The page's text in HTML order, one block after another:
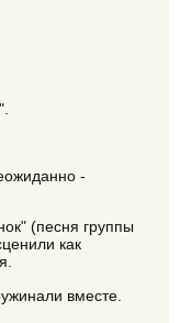
-
(песня группы
как
вместе.